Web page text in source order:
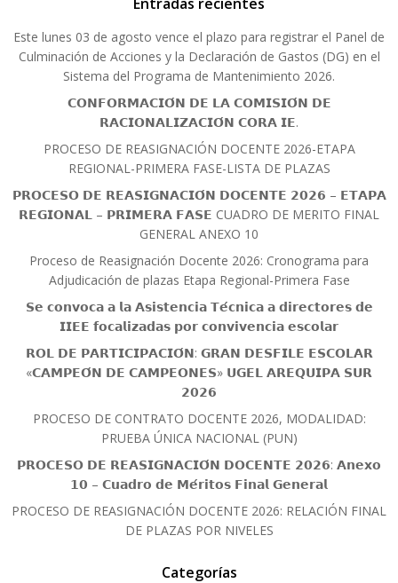
Este lunes 03 de agosto vence el plazo para registrar el Panel de
Culminación de Acciones y la Declaración de Gastos (DG) en el
Sistema del Programa de Mantenimiento 2026.
𝗖𝗢𝗡𝗙𝗢𝗥𝗠𝗔𝗖𝗜𝗢́𝗡 𝗗𝗘 𝗟𝗔 𝗖𝗢𝗠𝗜𝗦𝗜𝗢́𝗡 𝗗𝗘
𝗥𝗔𝗖𝗜𝗢𝗡𝗔𝗟𝗜𝗭𝗔𝗖𝗜𝗢́𝗡 𝗖𝗢𝗥𝗔 𝗜𝗘.
PROCESO DE REASIGNACIÓN DOCENTE 2026-ETAPA
REGIONAL-PRIMERA FASE-LISTA DE PLAZAS
𝗣𝗥𝗢𝗖𝗘𝗦𝗢 𝗗𝗘 𝗥𝗘𝗔𝗦𝗜𝗚𝗡𝗔𝗖𝗜𝗢́𝗡 𝗗𝗢𝗖𝗘𝗡𝗧𝗘 𝟮𝟬𝟮𝟲 – 𝗘𝗧𝗔𝗣𝗔
𝗥𝗘𝗚𝗜𝗢𝗡𝗔𝗟 – 𝗣𝗥𝗜𝗠𝗘𝗥𝗔 𝗙𝗔𝗦𝗘 CUADRO DE MERITO FINAL
GENERAL ANEXO 10
Proceso de Reasignación Docente 2026: Cronograma para
Adjudicación de plazas Etapa Regional-Primera Fase
𝗦𝗲 𝗰𝗼𝗻𝘃𝗼𝗰𝗮 𝗮 𝗹𝗮 𝗔𝘀𝗶𝘀𝘁𝗲𝗻𝗰𝗶𝗮 𝗧𝗲́𝗰𝗻𝗶𝗰𝗮 𝗮 𝗱𝗶𝗿𝗲𝗰𝘁𝗼𝗿𝗲𝘀 𝗱𝗲
𝗜𝗜𝗘𝗘 𝗳𝗼𝗰𝗮𝗹𝗶𝘇𝗮𝗱𝗮𝘀 𝗽𝗼𝗿 𝗰𝗼𝗻𝘃𝗶𝘃𝗲𝗻𝗰𝗶𝗮 𝗲𝘀𝗰𝗼𝗹𝗮𝗿
𝗥𝗢𝗟 𝗗𝗘 𝗣𝗔𝗥𝗧𝗜𝗖𝗜𝗣𝗔𝗖𝗜𝗢́𝗡: 𝗚𝗥𝗔𝗡 𝗗𝗘𝗦𝗙𝗜𝗟𝗘 𝗘𝗦𝗖𝗢𝗟𝗔𝗥
«𝗖𝗔𝗠𝗣𝗘𝗢́𝗡 𝗗𝗘 𝗖𝗔𝗠𝗣𝗘𝗢𝗡𝗘𝗦» 𝗨𝗚𝗘𝗟 𝗔𝗥𝗘𝗤𝗨𝗜𝗣𝗔 𝗦𝗨𝗥
𝟮𝟬𝟮𝟲
PROCESO DE CONTRATO DOCENTE 2026, MODALIDAD:
PRUEBA ÚNICA NACIONAL (PUN)
𝗣𝗥𝗢𝗖𝗘𝗦𝗢 𝗗𝗘 𝗥𝗘𝗔𝗦𝗜𝗚𝗡𝗔𝗖𝗜𝗢́𝗡 𝗗𝗢𝗖𝗘𝗡𝗧𝗘 𝟮𝟬𝟮𝟲: 𝗔𝗻𝗲𝘅𝗼
𝟭𝟬 – 𝗖𝘂𝗮𝗱𝗿𝗼 𝗱𝗲 𝗠𝗲́𝗿𝗶𝘁𝗼𝘀 𝗙𝗶𝗻𝗮𝗹 𝗚𝗲𝗻𝗲𝗿𝗮𝗹
PROCESO DE REASIGNACIÓN DOCENTE 2026: RELACIÓN FINAL
DE PLAZAS POR NIVELES
Categorías